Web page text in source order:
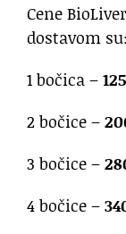
Cene
dostavom su:
1 bočica –
2 bočice –
3 bočice –
4 bočice –